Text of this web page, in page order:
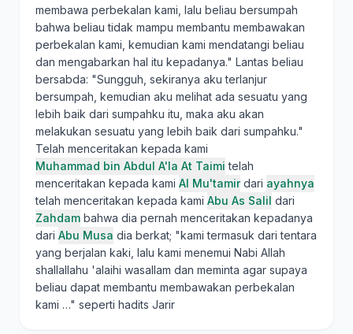
membawa perbekalan kami, lalu beliau bersumpah
bahwa beliau tidak mampu membantu membawakan
perbekalan kami, kemudian kami mendatangi beliau
dan mengabarkan hal itu kepadanya." Lantas beliau
bersabda: "Sungguh, sekiranya aku terlanjur
bersumpah, kemudian aku melihat ada sesuatu yang
lebih baik dari sumpahku itu, maka aku akan
melakukan sesuatu yang lebih baik dari sumpahku."
Telah menceritakan kepada kami
Muhammad bin Abdul A'la At Taimi telah
menceritakan kepada kami Al Mu'tamirdari ayahnya
telah menceritakan kepada kami Abu As Salil dari
Zahdam bahwa dia pernah menceritakan kepadanya
dari Abu Musa dia berkat; "kami termasuk dari tentara
yang berjalan kaki, lalu kami menemui Nabi Allah
shallallahu 'alaihi wasallam dan meminta agar supaya
beliau dapat membantu membawakan perbekalan
kami …" seperti hadits Jarir